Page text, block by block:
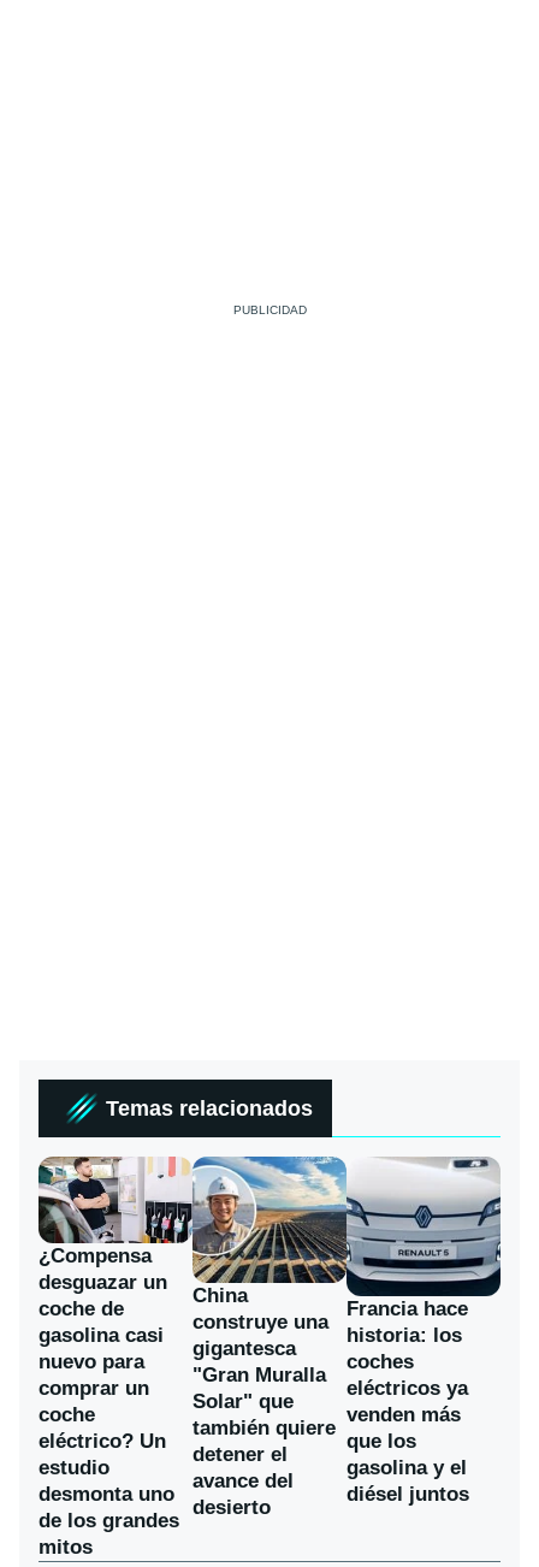
Temas relacionados
¿Compensa
desguazar un
coche de
gasolina casi
nuevo para
comprar un
coche
eléctrico? Un
estudio
desmonta uno
de los grandes
mitos
China
construye una
gigantesca
"Gran Muralla
Solar" que
también quiere
detener el
avance del
desierto
Francia hace
historia: los
coches
eléctricos ya
venden más
que los
gasolina y el
diésel juntos